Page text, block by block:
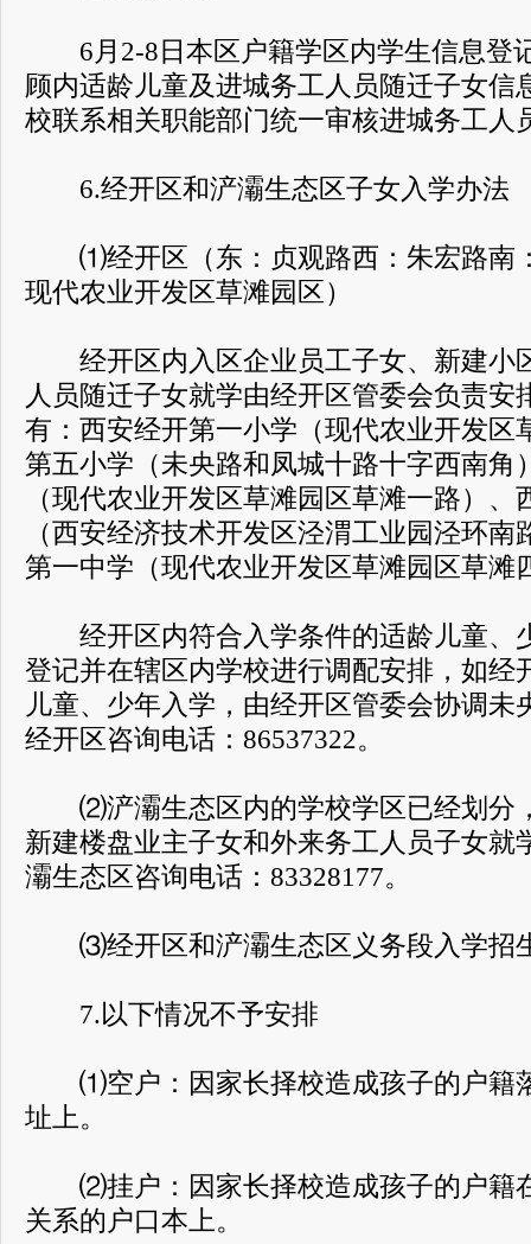
6月2-8日本区户籍学区内学生信息登
顾内适龄儿童及进城务工人员随迁子女信
校联系相关职能部门统一审核进城务工人
6.经开区和浐灞生态区子女入学办法
⑴经开区（东：贞观路西：朱宏路南
现代农业开发区草滩园区）
经开区内入区企业员工子女、新建小
人员随迁子女就学由经开区管委会负责安
有：西安经开第一小学（现代农业开发区
第五小学（未央路和凤城十路十字西南角
（现代农业开发区草滩园区草滩一路）
（西安经济技术开发区泾渭工业园泾环
第一中学（现代农业开发区草滩园区草滩
经开区内符合入学条件的适龄儿童、
登记并在辖区内学校进行调配安排，如经
儿童、少年入学，由经开区管委会协调未
经开区咨询电话：86537322。
⑵浐灞生态区内的学校学区已经划分
新建楼盘业主子女和外来务工人员子女就
灞生态区咨询电话：83328177。
⑶经开区和浐灞生态区义务段入学招
7.以下情况不予安排
⑴空户：因家长择校造成孩子的户籍
址上。
⑵挂户：因家长择校造成孩子的户籍
关系的户口本上。